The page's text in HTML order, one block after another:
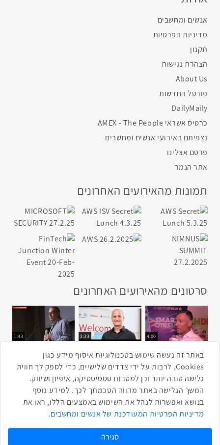
אנשים ומחשבים
מדיניות הפרטיות
תקנון
הצהרת נגישות
About Us
פורטל החדשות
DailyMaily
כרטיס אשראי AMEX - The People
נצפיתם באירועי אנשים ומחשבים
פרסם אצלינו
אתר הנמר
תמונות מהאירועים האחרונים
סרטונים מהאירועים האחרונים
4:00
2:33
1:43
3:52
כנס RPA
1:14
כנס בינת יערות הכרמל
כנס F5
שתפו ברשת
שתף בטוויטרשתף בפייסבוק
שתף בלינקדאין
שתף בווטסאפ
שתף בטלגרם
באתר זה נעשה שימוש בטכנולוגיות איסוף מידע כגון
Cookies, לרבות על ידי צדדים שלישיים, כדי לספק לך חווית
גלישה טובה יותר וכן למטרות סטטיסטיקה, איפיון ושיווק.
המשך הגלישה באתר מהווה הסכמתך לכך. למידע נוסף
בנושא ואפשרות לנהל את השימוש באמצעים הללו, ראו את
מדיניות הפרטיות המעודכנת של אנשים ומחשבים.
סגירה